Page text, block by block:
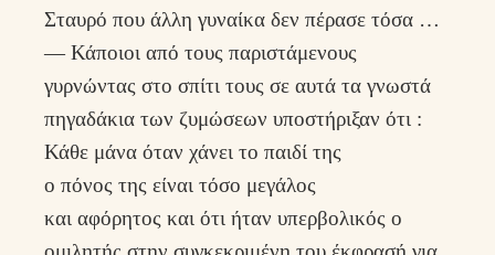
Σταυρό που άλλη γυναίκα δεν πέρασε τόσα …
— Κάποιοι από τους παριστάμενους
γυρνώντας στο σπίτι τους σε αυτά τα γνωστά
πηγαδάκια των ζυμώσεων υποστήριξαν ότι :
Κάθε μάνα όταν χάνει το παιδί της
ο πόνος της είναι τόσο μεγάλος
και αφόρητος και ότι ήταν υπερβολικός ο